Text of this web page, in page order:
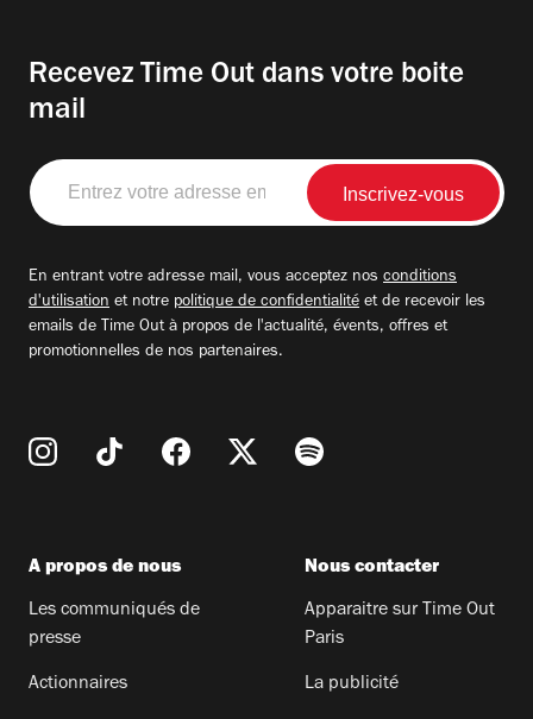
Recevez Time Out dans votre boite
mail
Entrez
votre
adresse
En entrant votre adresse mail, vous acceptez nos conditions
d'utilisation et notre politique de confidentialité et de recevoir les
emails de Time Out à propos de l'actualité, évents, offres et
promotionnelles de nos partenaires.
A propos de nous
Les communiqués de
presse
Actionnaires
Nous contacter
Apparaitre sur Time Out
Paris
La publicité